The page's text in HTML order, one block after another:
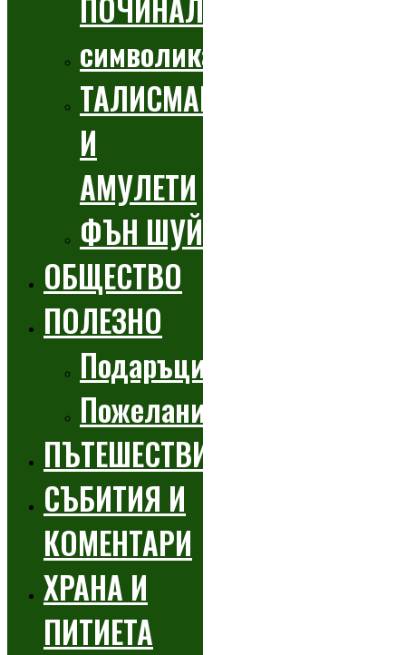
ПОЧИНАЛИТЕ
символика
ТАЛИСМАНИ
И
АМУЛЕТИ
ФЪН ШУЙ
ОБЩЕСТВО
ПОЛЕЗНО
Подаръци
Пожелания
ПЪТЕШЕСТВИЯ
СЪБИТИЯ И
КОМЕНТАРИ
ХРАНА И
ПИТИЕТА